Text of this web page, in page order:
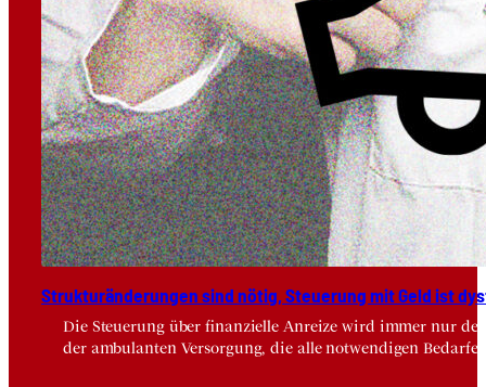
Struk­tur­än­de­run­gen sind nötig, Steue­rung mit Geld ist
Die Steuerung über finanzielle Anreize wird immer nur
der ambulanten Versorgung, die alle notwendigen Bedarfe